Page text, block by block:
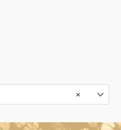
×